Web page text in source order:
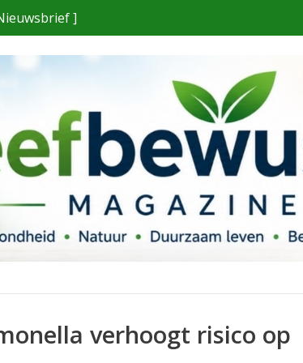
]
verhoogt risico op